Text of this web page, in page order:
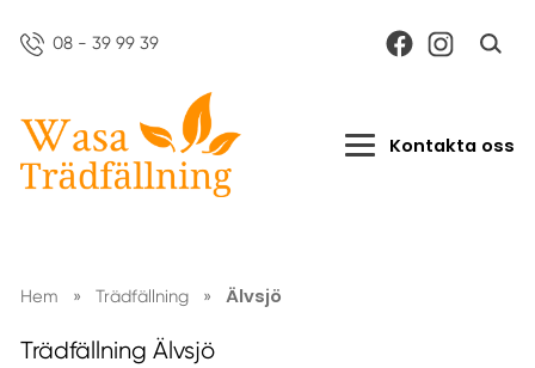
08 - 39 99 39
Kontakta oss
Hem » Trädfällning » Älvsjö
Trädfällning Älvsjö